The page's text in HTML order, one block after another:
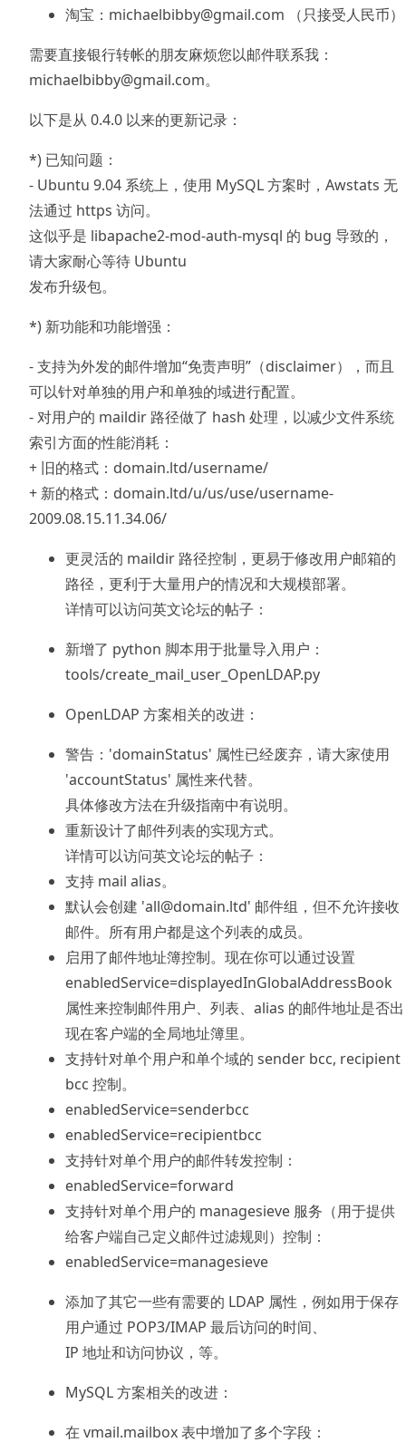
淘宝：michaelbibby@gmail.com （只接受人民币）
需要直接银行转帐的朋友麻烦您以邮件联系我：
michaelbibby@gmail.com。
以下是从 0.4.0 以来的更新记录：
*) 已知问题：
- Ubuntu 9.04 系统上，使用 MySQL 方案时，Awstats 无
法通过 https 访问。
这似乎是 libapache2-mod-auth-mysql 的 bug 导致的，
请大家耐心等待 Ubuntu
发布升级包。
*) 新功能和功能增强：
- 支持为外发的邮件增加“免责声明”（disclaimer），而且
可以针对单独的用户和单独的域进行配置。
- 对用户的 maildir 路径做了 hash 处理，以减少文件系统
索引方面的性能消耗：
+ 旧的格式：domain.ltd/username/
+ 新的格式：domain.ltd/u/us/use/username-
2009.08.15.11.34.06/
更灵活的 maildir 路径控制，更易于修改用户邮箱的
路径，更利于大量用户的情况和大规模部署。
详情可以访问英文论坛的帖子：
新增了 python 脚本用于批量导入用户：
tools/create_mail_user_OpenLDAP.py
OpenLDAP 方案相关的改进：
警告：'domainStatus' 属性已经废弃，请大家使用
'accountStatus' 属性来代替。
具体修改方法在升级指南中有说明。
重新设计了邮件列表的实现方式。
详情可以访问英文论坛的帖子：
支持 mail alias。
默认会创建 'all@domain.ltd' 邮件组，但不允许接收
邮件。所有用户都是这个列表的成员。
启用了邮件地址簿控制。现在你可以通过设置
enabledService=displayedInGlobalAddressBook
属性来控制邮件用户、列表、alias 的邮件地址是否出
现在客户端的全局地址簿里。
支持针对单个用户和单个域的 sender bcc, recipient
bcc 控制。
enabledService=senderbcc
enabledService=recipientbcc
支持针对单个用户的邮件转发控制：
enabledService=forward
支持针对单个用户的 managesieve 服务（用于提供
给客户端自己定义邮件过滤规则）控制：
enabledService=managesieve
添加了其它一些有需要的 LDAP 属性，例如用于保存
用户通过 POP3/IMAP 最后访问的时间、
IP 地址和访问协议，等。
MySQL 方案相关的改进：
在 vmail.mailbox 表中增加了多个字段：